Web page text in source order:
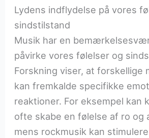
Lydens indflydelse på vores
sindstilstand
Musik har en
påvirke vores følelser og
Forskning viser, at forskellige
kan fremkalde specifikke
reaktioner. For eksempel kan
ofte skabe en følelse af ro og
mens rockmusik kan